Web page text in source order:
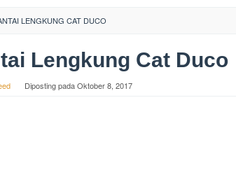
LENGKUNG CAT DUCO
Lengkung Cat Duco
Diposting padaOktober 8, 2017